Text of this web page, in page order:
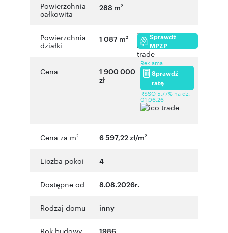
Powierzchnia
całkowita
288 m2
Powierzchnia
działki
1 087 m2
Sprawdź
MPZP
Cena
1 900 000
zł
Reklama
Sprawdź
ratę
RSSO 5,77% na dz.
01.06.26
Cena za m2 6 597,22 zł/m2
Liczba pokoi 4
Dostępne od 8.08.2026r.
Rodzaj domu inny
Rok budowy 1986